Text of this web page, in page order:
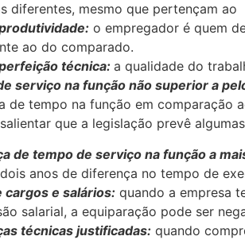
diferentes, mesmo que pertençam
o empregador é quem
ao do comparado.
técnica: a qualidade do
serviço na função não superior a
de tempo na função em comparação
que a legislação prevê
de tempo de serviço na função a
anos de diferença no tempo de
cargos e salários: quando a empresa
salarial, a equiparação pode ser
técnicas justificadas: quando